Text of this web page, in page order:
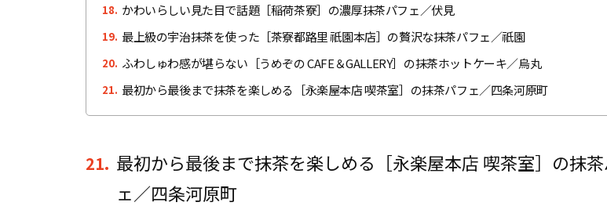
18. かわいらしい見た目で話題［稲荷茶寮］の濃厚抹茶パフェ／伏見
19. 最上級の宇治抹茶を使った［茶寮都路里 祇園本店］の贅沢な抹茶パフェ／祇園
20. ふわしゅわ感が堪らない［うめぞの CAFE＆GALLERY］の抹茶ホットケーキ／烏丸
21. 最初から最後まで抹茶を楽しめる［永楽屋本店 喫茶室］の抹茶パフェ／四条河原町
21. 最初から最後まで抹茶を楽しめる［永楽屋本店 喫茶室］の抹茶
ェ／四条河原町